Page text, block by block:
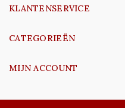
KLANTENSERVICE
CATEGORIEËN
MIJN ACCOUNT